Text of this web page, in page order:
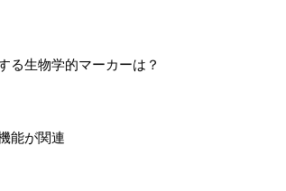
る生物学的マーカーは？
能が関連